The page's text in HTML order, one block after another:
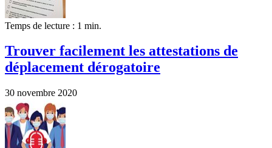
Temps de lecture : 1 min.
Trouver facilement les attestations de
déplacement dérogatoire
30 novembre 2020